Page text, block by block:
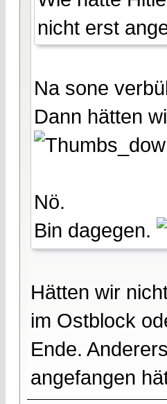
nicht erst
Na sone
Dann hätten
Nö.
Bin dagegen.
Hätten wir
im Ostblock
Ende.
angefangen